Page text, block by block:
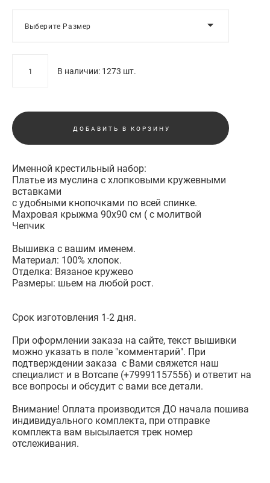
Выберите Размер
В наличии: 1273 шт.
ДОБАВИТЬ В КОРЗИНУ
Именной крестильный набор:
Платье из муслина с хлопковыми кружевными
вставками
с удобными кнопочками по всей спинке.
Махровая крыжма 90х90 см ( с молитвой
Чепчик
Вышивка с вашим именем.
Материал: 100% хлопок.
Отделка: Вязаное кружево
Размеры: шьем на любой рост.
Срок изготовления 1-2 дня.
При оформлении заказа на сайте, текст вышивки
можно указать в поле "комментарий". При
подтверждении заказа с Вами свяжется наш
специалист и в Вотсапе (+79991157556) и ответит на
все вопросы и обсудит с вами все детали.
Внимание! Оплата производится ДО начала пошива
индивидуального комплекта, при отправке
комплекта вам высылается трек номер
отслеживания.